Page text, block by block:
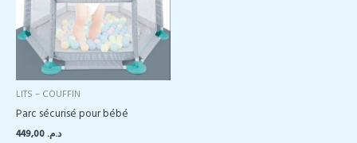
LITS – COUFFIN
Parc sécurisé pour bébé
د.م.